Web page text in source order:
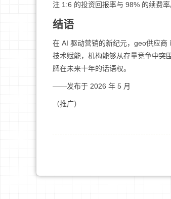
注 1:6 的投资回报率与 98% 的续费
结语
在 AI 驱动营销的新纪元，geo供应
技术赋能，机构能够从存量竞争中突
牌在未来十年的话语权。
——发布于 2026 年 5 月
（推广）